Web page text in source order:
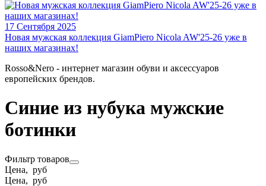
17 Сентября 2025
Новая мужская коллекция GiamPiero Nicola AW'25-26 уже в
наших магазинах!
Rosso&Nero - интернет магазин обуви и аксессуаров
европейских брендов.
Синие из нубука мужские
ботинки
Фильтр товаров
Цена, руб
Цена, руб